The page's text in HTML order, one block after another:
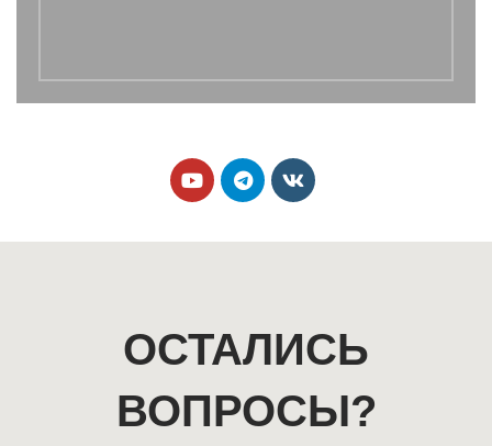
ОСТАЛИСЬ
ВОПРОСЫ?